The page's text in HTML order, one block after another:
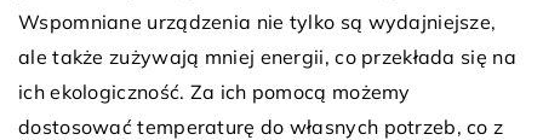
Wspomniane urządzenia nie tylko są wydajniejsze,
ale także zużywają mniej energii, co przekłada się na
ich ekologiczność. Za ich pomocą możemy
dostosować temperaturę do własnych potrzeb, co z